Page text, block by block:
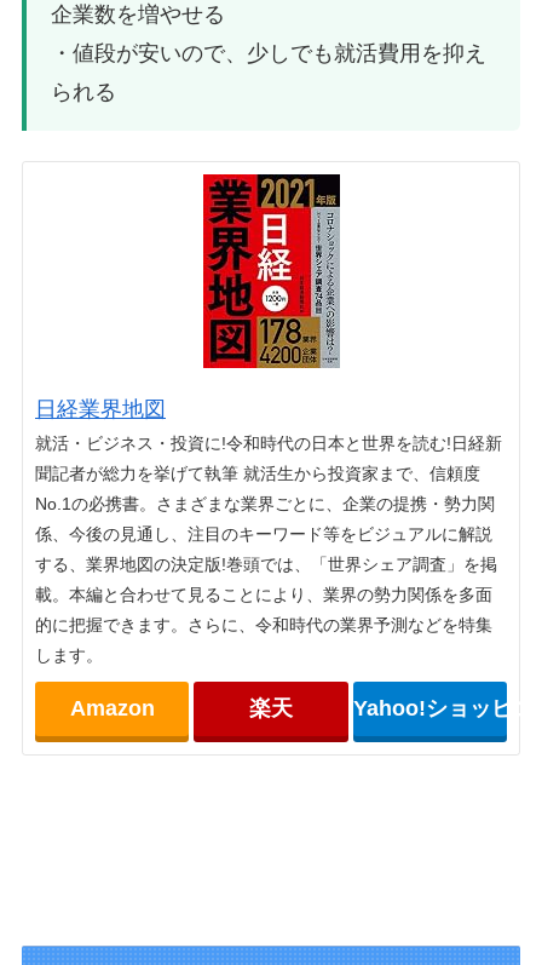
企業数を増やせる
・値段が安いので、少しでも就活費用を抑え
られる
日経業界地図
就活・ビジネス・投資に!令和時代の日本と世界を読む!日経新
聞記者が総力を挙げて執筆 就活生から投資家まで、信頼度
No.1の必携書。さまざまな業界ごとに、企業の提携・勢力関
係、今後の見通し、注目のキーワード等をビジュアルに解説
する、業界地図の決定版!巻頭では、「世界シェア調査」を掲
載。本編と合わせて見ることにより、業界の勢力関係を多面
的に把握できます。さらに、令和時代の業界予測などを特集
します。
Amazon 楽天 Yahoo!ショッピン